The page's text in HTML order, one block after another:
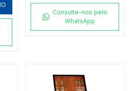
Consulte-nos pelo
WhatsApp